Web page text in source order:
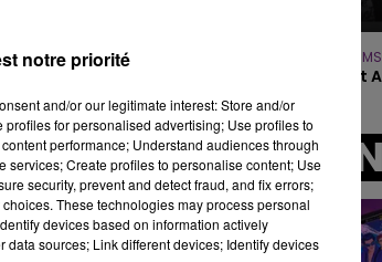
CHAMPAGNE FM
les
la déviation se
les
TEDDY SWIMS
Mr Know It
A
notre priorité
and/or our legitimate interest: Store and/or
for personalised advertising; Use profiles to
performance; Understand audiences through
services; Create profiles to personalise content; Use
security, prevent and detect fraud, and fix errors;
These technologies may process personal
devices based on information actively
sources; Link different devices; Identify devices